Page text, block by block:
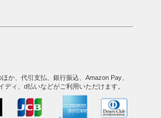
か、代引支払、銀行振込、Amazon Pay、
ディ、d払いなどがご利用いただけます。